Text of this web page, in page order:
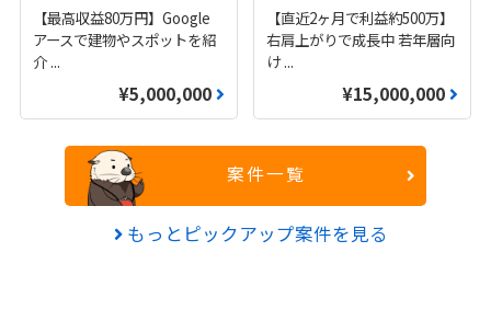
【最高収益80万円】Google
アースで建物やスポットを紹
介 ...
¥5,000,000
【直近2ヶ月で利益約500万】
右肩上がりで成長中 若年層向
け...
¥15,000,000
案件一覧
もっとピックアップ案件を見る